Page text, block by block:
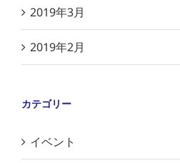
2019年3月
2019年2月
カテゴリー
イベント